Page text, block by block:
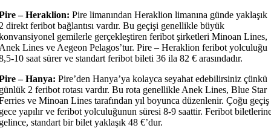
– Heraklion: Pire limanından Heraklion limanına günde yaklaşık
direkt feribot bağlantısı vardır. Bu geçişi genellikle büyük
gemilerle gerçekleştiren feribot şirketleri Minoan Lines,
Lines ve Aegeon Pelagos’tur. Pire – Heraklion feribot yolculuğu
10 saat sürer ve standart feribot bileti 36 ila 82 € arasındadır.
– Hanya: Pire’den Hanya’ya kolayca seyahat edebilirsiniz çünkü
2 feribot rotası vardır. Bu rota genellikle Anek Lines, Blue Star
ve Minoan Lines tarafından yıl boyunca düzenlenir. Çoğu geçiş
yapılır ve feribot yolculuğunun süresi 8-9 saattir. Feribot
standart bir bilet yaklaşık 48 €’dur.